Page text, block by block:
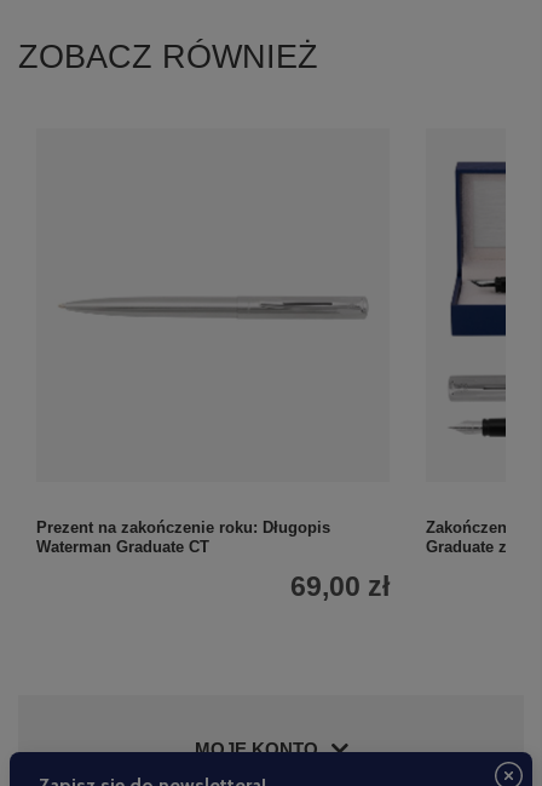
ZOBACZ RÓWNIEŻ
Prezent na zakończenie roku: Długopis
Waterman Graduate CT
69,00 zł
Zakończenie
Graduate z
MOJE KONTO